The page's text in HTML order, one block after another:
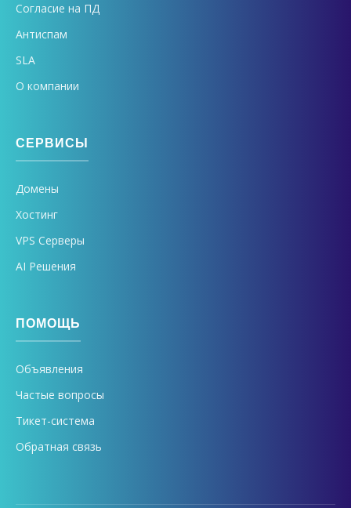
Согласие на ПД
Антиспам
SLA
О компании
СЕРВИСЫ
Домены
Хостинг
VPS Серверы
AI Решения
ПОМОЩЬ
Объявления
Частые вопросы
Тикет-система
Обратная связь